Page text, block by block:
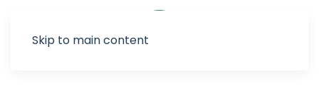
Skip to main content